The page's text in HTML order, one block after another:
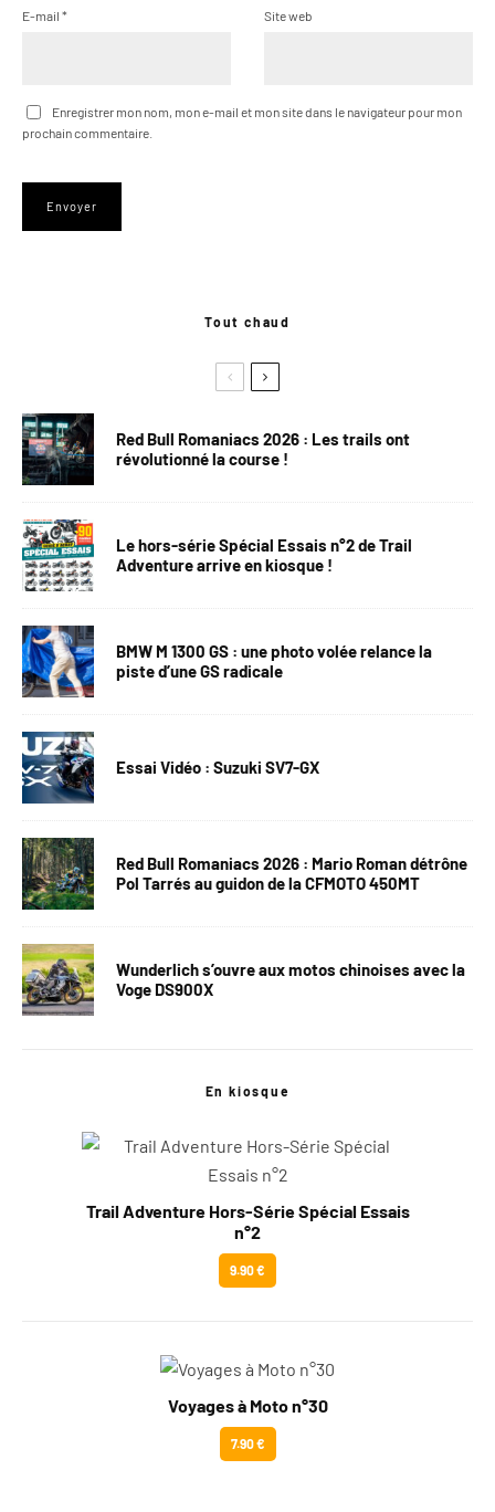
E-mail * Site web
Enregistrer mon nom, mon e-mail et mon site dans le navigateur pour mon
prochain commentaire.
Tout chaud
Red Bull Romaniacs 2026 : Les trails ont
révolutionné la course !
Le hors-série Spécial Essais n°2 de Trail
Adventure arrive en kiosque !
BMW M 1300 GS : une photo volée relance la
piste d’une GS radicale
Essai Vidéo : Suzuki SV7-GX
Red Bull Romaniacs 2026 : Mario Roman détrône
Pol Tarrés au guidon de la CFMOTO 450MT
Wunderlich s’ouvre aux motos chinoises avec la
Voge DS900X
En kiosque
Trail Adventure Hors-Série Spécial Essais
n°2
9.90 €
Voyages à Moto n°30
7.90 €